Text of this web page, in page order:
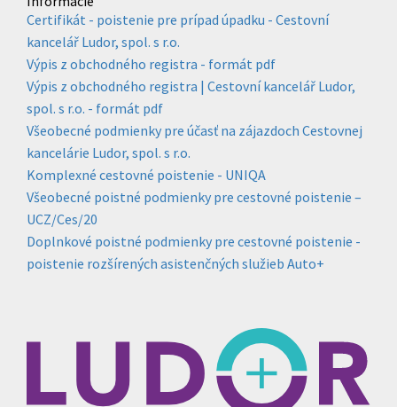
Certifikát - poistenie pre prípad úpadku - Cestovní
kancelář Ludor, spol. s r.o.
Výpis z obchodného registra - formát pdf
Výpis z obchodného registra | Cestovní kancelář Ludor,
spol. s r.o. - formát pdf
Všeobecné podmienky pre účasť na zájazdoch Cestovnej
kancelárie Ludor, spol. s r.o.
Komplexné cestovné poistenie - UNIQA
Všeobecné poistné podmienky pre cestovné poistenie –
UCZ/Ces/20
Doplnkové poistné podmienky pre cestovné poistenie -
poistenie rozšírených asistenčných služieb Auto+